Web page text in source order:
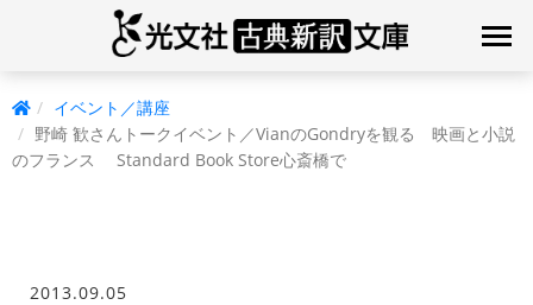
イベント／講座
野崎 歓さんトークイベント／VianのGondryを観る 映画と小説
のフランス Standard Book Store心斎橋で
2013.09.05